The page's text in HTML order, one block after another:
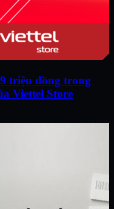
triệu đồng trong
Viettel Store